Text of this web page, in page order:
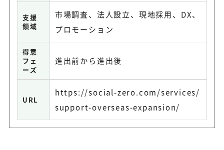
支援
領域
市場調査、法人設立、現地採用、DX、
プロモーション
得意
フェ
ーズ
進出前から進出後
URL
https://social-zero.com/services/
support-overseas-expansion/